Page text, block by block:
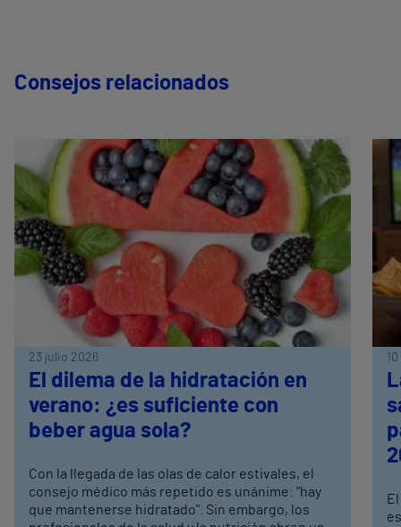
Consejos relacionados
23 julio 2026
El dilema de la hidratación en
verano: ¿es suficiente con
beber agua sola?
Con la llegada de las olas de calor estivales, el
consejo médico más repetido es unánime: "hay
que mantenerse hidratado". Sin embargo, los